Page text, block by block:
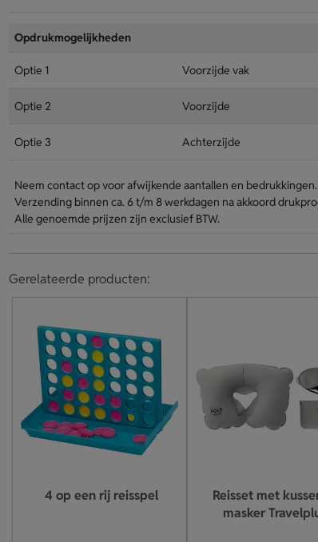
Opdrukmogelijkheden
Optie 1 Voorzijde vak
Optie 2 Voorzijde
Optie 3 Achterzijde
Neem contact op voor afwijkende aantallen en bedrukkingen.
Verzending binnen ca. 6 t/m 8 werkdagen na akkoord
Alle genoemde prijzen zijn exclusief BTW.
Gerelateerde producten:
4 op een rij reisspel
Reisset met
masker